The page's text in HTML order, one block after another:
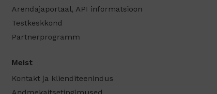
Arendajaportaal, API informatsioon
Testkeskkond
Partnerprogramm
Meist
Kontakt ja klienditeenindus